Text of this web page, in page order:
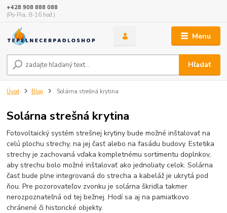
Menu
Hľadať
+428 908 888 088
(Po-Pia, 8-16 hod.)
Úvod Blog Solárna strešná krytina
Solárna strešná krytina
Fotovoltaický systém strešnej krytiny bude možné inštalovať na
celú plochu strechy, na jej časť alebo na fasádu budovy. Estetika
strechy je zachovaná vďaka kompletnému sortimentu doplnkov,
aby strechu bolo možné inštalovať ako jednoliaty celok. Solárna
časť bude plne integrovaná do strecha a kabeláž je ukrytá pod
ňou. Pre pozorovateľov zvonku je solárna škridla takmer
nerozpoznateľná od tej bežnej. Hodí sa aj na pamiatkovo
chránené či historické objekty.